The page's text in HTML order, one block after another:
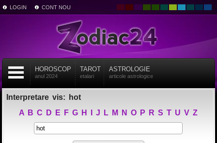
LOGIN CONT NOU
HOROSCOP
anul 2024
TAROT
etalari
ASTROLOGIE
articole astrologice
Interpretare vis: hot
A B C D E F G H J L M N O P R S T U V Z